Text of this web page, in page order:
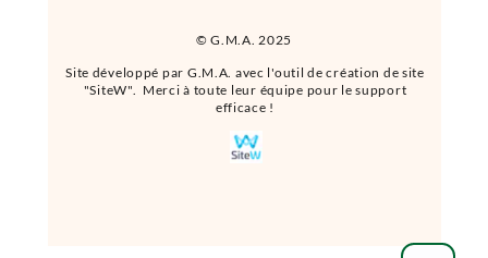
© G.M.A. 2025
Site développé par G.M.A. avec l'outil de création de site
"SiteW". Merci à toute leur équipe pour le support
efficace !